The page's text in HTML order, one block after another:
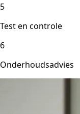
5
Test en controle
6
Onderhoudsadvies